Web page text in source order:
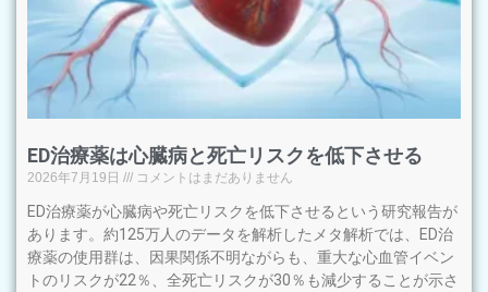
ED治療薬は心臓病と死亡リスクを低下させる
2026年7月19日 コメントはまだありません
ED治療薬が心臓病や死亡リスクを低下させるという研究報告が
あります。約125万人のデータを解析したメタ解析では、ED治
療薬の使用群は、因果関係不明ながらも、重大な心血管イベン
トのリスクが22％、全死亡リスクが30％も減少することが示さ